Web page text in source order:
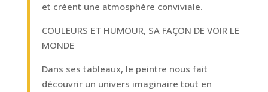
et créent une atmosphère conviviale.
COULEURS ET HUMOUR, SA FAÇON DE VOIR LE
MONDE
Dans ses tableaux, le peintre nous fait
découvrir un univers imaginaire tout en